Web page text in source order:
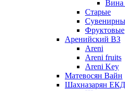
Вина
Старые
Фруктовые
Аренийский ВЗ
Areni
Areni fruits
Areni Key
Матевосян Вайн
Шахназарян ЕКД